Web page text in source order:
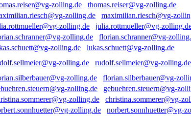
thomas.reiser@vg-zolling.de
maximilian.riesch@vg-
julia.rottmueller@vg-
florian.schranner@vg-
lukas.schuett@vg-zolling.de
rudolf.sellmeier@vg-zolling.de
florian.silberbauer@vg-
gebuehren.steuern@vg-
christina.sommerer@vg-
norbert.sonnhuetter@vg-